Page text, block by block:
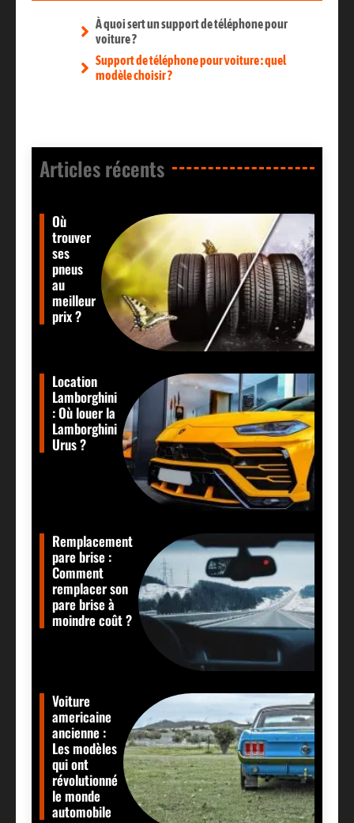
À quoi sert un support de téléphone pour
voiture ?
Support de téléphone pour voiture : quel
modèle choisir ?
Articles récents​
Où
trouver
ses
pneus
au
meilleur
prix ?
Location
Lamborghini
: Où louer la
Lamborghini
Urus ?
Remplacement
pare brise :
Comment
remplacer son
pare brise à
moindre coût ?
Voiture
americaine
ancienne :
Les modèles
qui ont
révolutionné
le monde
automobile